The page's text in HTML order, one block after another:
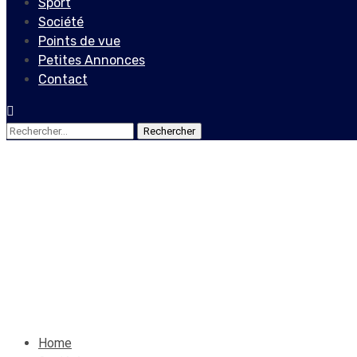
Société
Points de vue
Petites Annonces
Contact
Rechercher :
Home